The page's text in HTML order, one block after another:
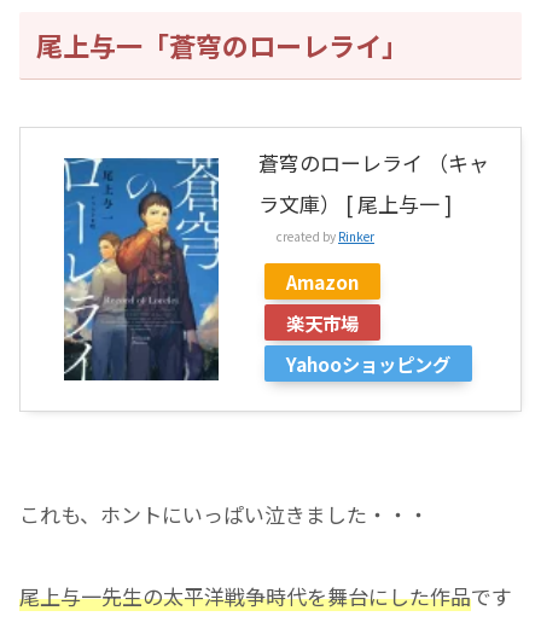
尾上与一「蒼穹のローレライ」
蒼穹のローレライ （キャ
ラ文庫） [ 尾上与一 ]
created by Rinker
Amazon
楽天市場
Yahooショッピング
これも、ホントにいっぱい泣きました・・・
尾上与一先生の太平洋戦争時代を舞台にした作品です